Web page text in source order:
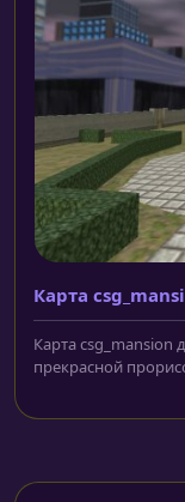
Карта
Карта csg_mansion
прекрасной